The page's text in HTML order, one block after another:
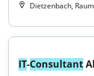
Dietzenbach, Raum
IT-Consultant